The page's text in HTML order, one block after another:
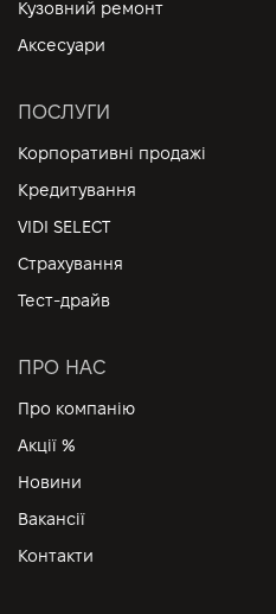
Кузовний ремонт
Аксесуари
ПОСЛУГИ
Корпоративні продажі
Кредитування
VIDI SELECT
Страхування
Тест-драйв
ПРО НАС
Про компанію
Акції %
Новини
Вакансії
Контакти